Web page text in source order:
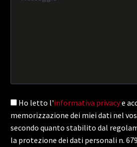
Ho letto l'informativa privacye
memorizzazione dei miei dati nel
secondo quanto stabilito dal
la protezione dei dati personali n.